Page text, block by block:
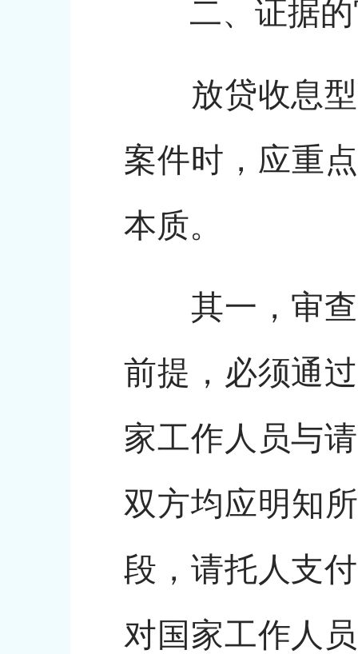
二、证据的
放贷收息型
案件时，应重
本质。
其一，审查
前提，必须通
家工作人员与
双方均应明知
段，请托人支
对国家工作人